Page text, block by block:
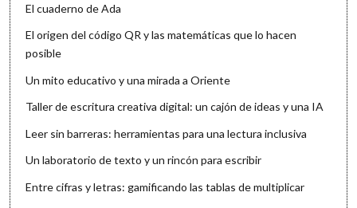
El cuaderno de Ada
El origen del código QR y las matemáticas que lo hacen
posible
Un mito educativo y una mirada a Oriente
Taller de escritura creativa digital: un cajón de ideas y una IA
Leer sin barreras: herramientas para una lectura inclusiva
Un laboratorio de texto y un rincón para escribir
Entre cifras y letras: gamificando las tablas de multiplicar